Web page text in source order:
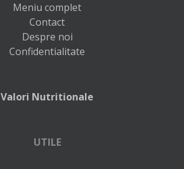
Meniu complet
Contact
Despre noi
Confidentialitate
Valori Nutritionale
UTILE